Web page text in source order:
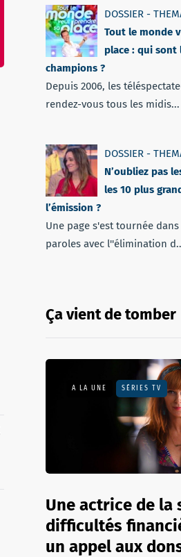
DOSSIER -
Tout le monde
place : qui sont
champions ?
Depuis 2006, les
rendez-vous tous les midis...
DOSSIER -
N’oubliez pas
les 10 plus
l’émission ?
Une page s'est tournée
paroles avec l''élimination
Ça vient de tomber
A LA UNE SÉRIES TV
Une actrice de la
difficultés
un appel aux